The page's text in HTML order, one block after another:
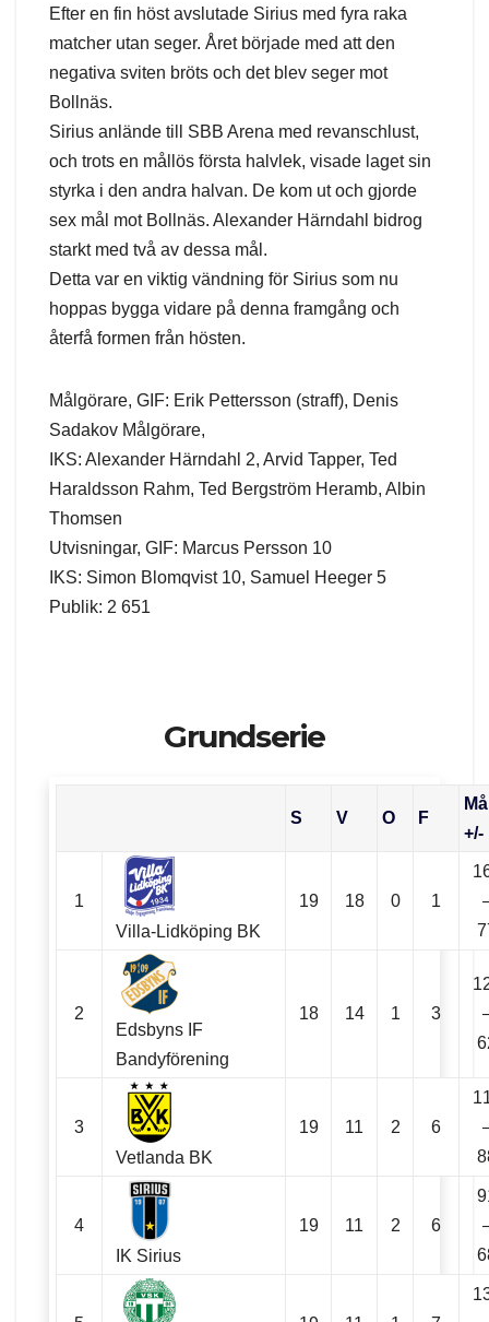
Efter en fin höst avslutade Sirius med fyra raka
matcher utan seger. Året började med att den
negativa sviten bröts och det blev seger mot
Bollnäs.
Sirius anlände till SBB Arena med revanschlust,
och trots en mållös första halvlek, visade laget sin
styrka i den andra halvan. De kom ut och gjorde
sex mål mot Bollnäs. Alexander Härndahl bidrog
starkt med två av dessa mål.
Detta var en viktig vändning för Sirius som nu
hoppas bygga vidare på denna framgång och
återfå formen från hösten.
Målgörare, GIF: Erik Pettersson (straff), Denis
Sadakov Målgörare,
IKS: Alexander Härndahl 2, Arvid Tapper, Ted
Haraldsson Rahm, Ted Bergström Heramb, Albin
Thomsen
Utvisningar, GIF: Marcus Persson 10
IKS: Simon Blomqvist 10, Samuel Heeger 5
Publik: 2 651
Grundserie
S V O F
+/-
1
Villa-Lidköping BK
19 18 0 1
2
Edsbyns IF
Bandyförening
18 14 1 3
3
Vetlanda BK
19 11 2 6
4
IK Sirius
19 11 2 6